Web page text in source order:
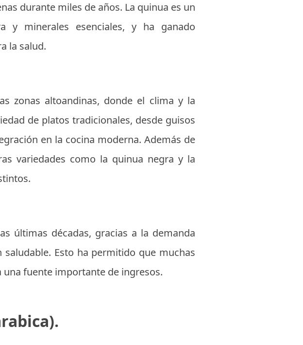
durante miles de años. La quinua es un
y minerales esenciales, y ha ganado
la salud.
zonas altoandinas, donde el clima y la
de platos tradicionales, desde guisos
en la cocina moderna. Además de
variedades como la quinua negra y la
últimas décadas, gracias a la demanda
Esto ha permitido que muchas
fuente importante de ingresos.